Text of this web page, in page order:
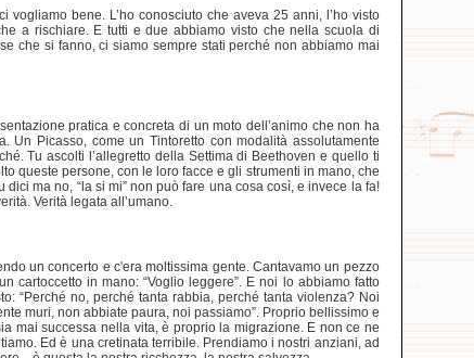
bene. L’ho conosciuto che aveva 25 anni, l’ho visto
a rischiare. E tutti e due abbiamo visto che nella scuola di
che si fanno, ci siamo sempre stati perché non abbiamo mai
pratica e concreta di un moto dell’animo che non ha
Picasso, come un Tintoretto con modalità assolutamente
Tu ascolti l’allegretto della Settima di Beethoven e quello ti
queste persone, con le loro facce e gli strumenti in mano, che
ma no, “la si mi” non può fare una cosa così, e invece la fa!
Verità legata all’umano.
un concerto e c'era moltissima gente. Cantavamo un pezzo
cartoccetto in mano: “Voglio leggere”. E noi lo abbiamo fatto
“Perché no, perché tanta rabbia, perché tanta violenza? Noi
muri, non abbiate paura, noi passiamo”. Proprio bellissimo e
mai successa nella vita, è proprio la migrazione. E non ce ne
Ed è una cretinata terribile. Prendiamo i nostri anziani, ad